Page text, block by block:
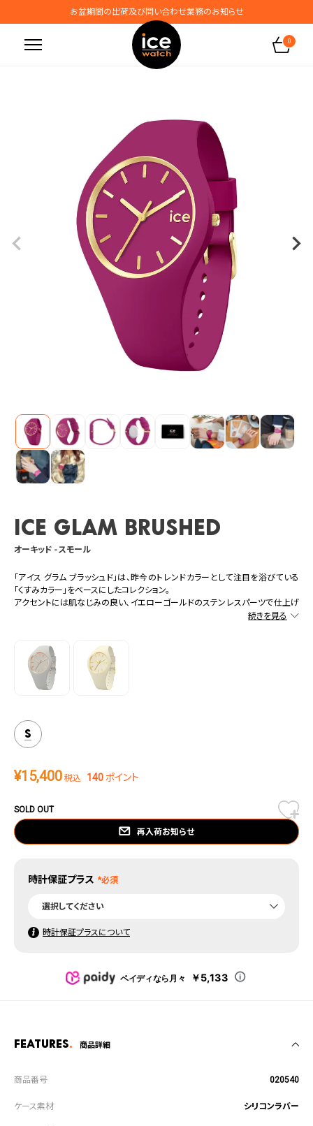
お盆期間の出荷及び問い合わせ業務のお知らせ
地震の影響によるお届けに関するお知らせ
無料ギフトラッピングサービス受付中
0
ICE glam brushed
オーキッド - スモール
「アイス グラム ブラッシュド」は、昨今のトレンドカラーとして注目を浴びている
「くすみカラー」をベースにしたコレクション。
アクセントには肌なじみの良い、イエローゴールドのステンレスパーツで仕上げ
S
¥15,400 税込 140ポイント
SOLD OUT
再入荷お知らせ
時計保証プラス
時計保証プラスについて
ペイディなら月々 ￥5,133
Features 商品詳細
020540
シリコンラバー